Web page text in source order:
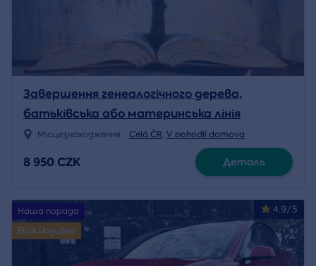
Завершення генеалогічного дерева,
батьківська або материнська лінія
Місцезнаходження: Celá ČR, V pohodlí domova
8 950 CZK Деталь
4.9/5
Наша порада
Ексклюзивно